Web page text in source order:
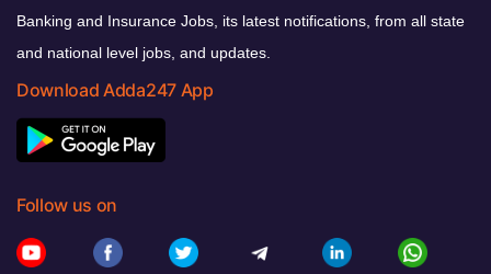
Banking and Insurance Jobs, its latest notifications, from all state
and national level jobs, and updates.
Download Adda247 App
Follow us on